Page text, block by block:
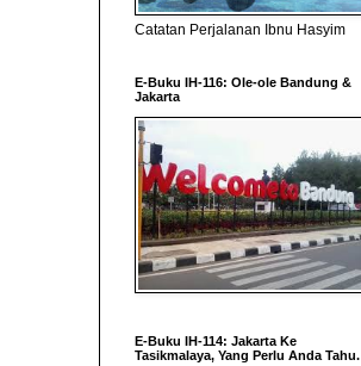
Catatan Perjalanan Ibnu Hasyim
E-Buku IH-116: Ole-ole Bandung &
Jakarta
E-Buku IH-114: Jakarta Ke
Tasikmalaya, Yang Perlu Anda Tahu.